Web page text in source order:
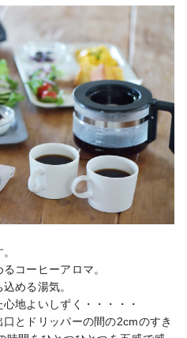
コーヒーアロマ。
める湯気。
地よいしずく・・・・・
とドリッパーの間の2cmのすき